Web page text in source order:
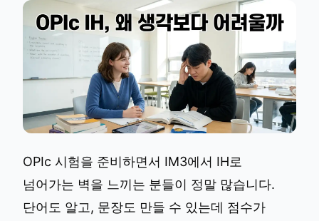
OPIc 시험을 준비하면서 IM3에서 IH로
넘어가는 벽을 느끼는 분들이 정말 많습니다.
단어도 알고, 문장도 만들 수 있는데 점수가